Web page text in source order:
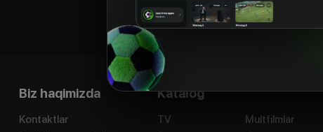
Biz haqimizda
Kontaktlar
Katalog
TV
Multfilmlar